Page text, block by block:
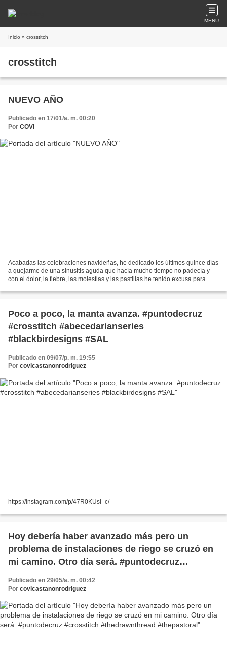
MENU
Inicio » crosstitch
crosstitch
NUEVO AÑO
Publicado en 17/01/a. m. 00:20
Por COVI
Acabadas las celebraciones navideñas, he dedicado los últimos quince días
a quejarme de una sinusitis aguda que hacía mucho tiempo no padecía y
con el dolor, la fiebre, las molestias y las pastillas he tenido excusa para
Poco a poco, la manta avanza. #puntodecruz
#crosstitch #abecedarianseries
#blackbirdesigns #SAL
Publicado en 09/07/p. m. 19:55
Por covicastanonrodriguez
https://instagram.com/p/47R0KUsI_c/
Hoy debería haber avanzado más pero un
problema de instalaciones de riego se cruzó en
mi camino. Otro día será. #puntodecruz
Publicado en 29/05/a. m. 00:42
Por covicastanonrodriguez